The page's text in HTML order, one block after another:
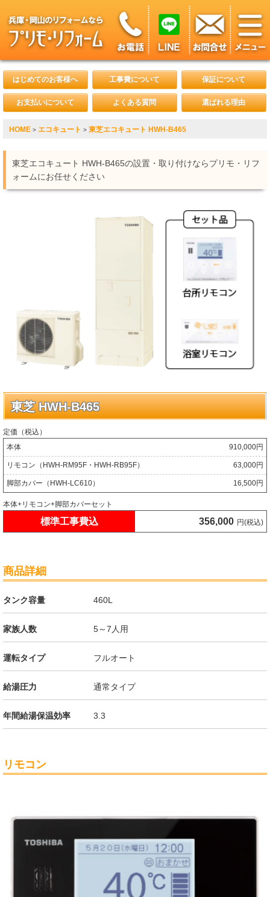
はじめてのお客様へ 工事費について 保証について
お支払いについて よくある質問 選ばれる理由
HOME > エコキュート > 東芝エコキュート HWH-B465
東芝エコキュート HWH-B465の設置・取り付けならプリモ・リフ
ォームにお任せください
東芝 HWH-B465
定価（税込）
本体
910,000円
リモコン（HWH-RM95F・HWH-RB95F） 63,000円
脚部カバー（HWH-LC610） 16,500円
本体+リモコン+脚部カバーセット
標準工事費込 356,000 円(税込)
商品詳細
タンク容量 460L
家族人数 5～7人用
運転タイプ フルオート
給湯圧力 通常タイプ
年間給湯保温効率 3.3
リモコン